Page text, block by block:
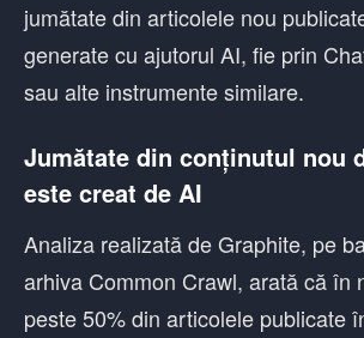
jumătate din articolele nou
generate cu ajutorul AI, fie prin
sau alte instrumente similare.
Jumătate din conținutul nou
este creat de AI
Analiza realizată de Graphite, pe
arhiva Common Crawl, arată că în
peste 50% din articolele publicate